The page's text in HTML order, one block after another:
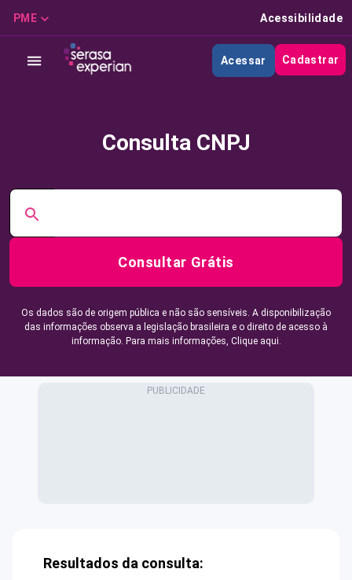
PME Acessibilidade
Acessar Cadastrar
Consulta CNPJ
Consultar Grátis
Os dados são de origem pública e não são sensíveis. A disponibilização
das informações observa a legislação brasileira e o direito de acesso à
informação. Para mais informações, Clique aqui.
Resultados da consulta: